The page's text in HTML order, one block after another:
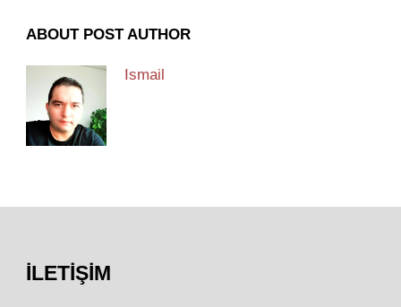
ABOUT POST AUTHOR
Ismail
İLETIŞIM